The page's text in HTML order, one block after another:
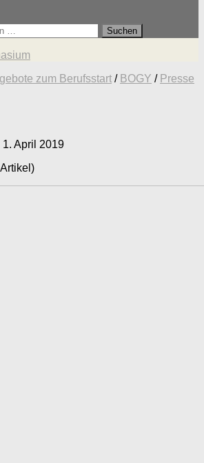
zum Berufsstart / BOGY / Presse
1. April 2019